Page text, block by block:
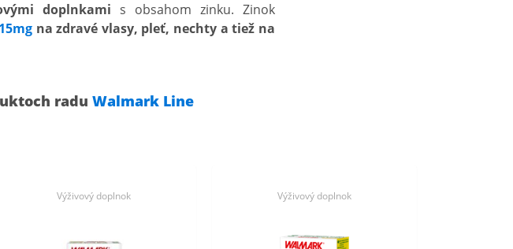
doplnkami s obsahom zinku. Zinok
na zdravé vlasy, pleť, nechty a tiež na
radu Walmark Line
Výživový doplnok Výživový doplnok